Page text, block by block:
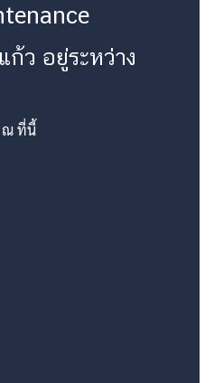
ก้ว อยู่ระหว่าง
ณ ที่นี้